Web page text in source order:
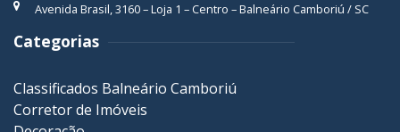
Avenida Brasil, 3160 – Loja 1 – Centro – Balneário Camboriú / SC
Categorias
Classificados Balneário Camboriú
Corretor de Imóveis